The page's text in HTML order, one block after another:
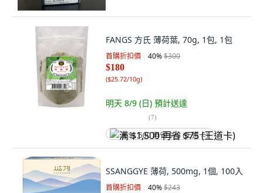
FANGS 方氏 薄荷葉, 70g, 1包, 1包
首購折扣價 40%$300
$180
($25.72/10g)
明天 8/9 (日) 預計送達
(7)
满 $1,500 再省 $75 (王道卡)
SSANGGYE 薄荷, 500mg, 1個, 100入
首購折扣價 40%$243